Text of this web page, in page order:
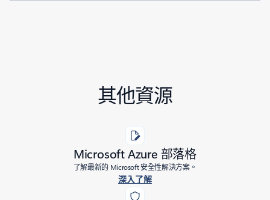
其他資源
Microsoft Azure 部落格
了解最新的 Microsoft 安全性解決方案。
深入了解